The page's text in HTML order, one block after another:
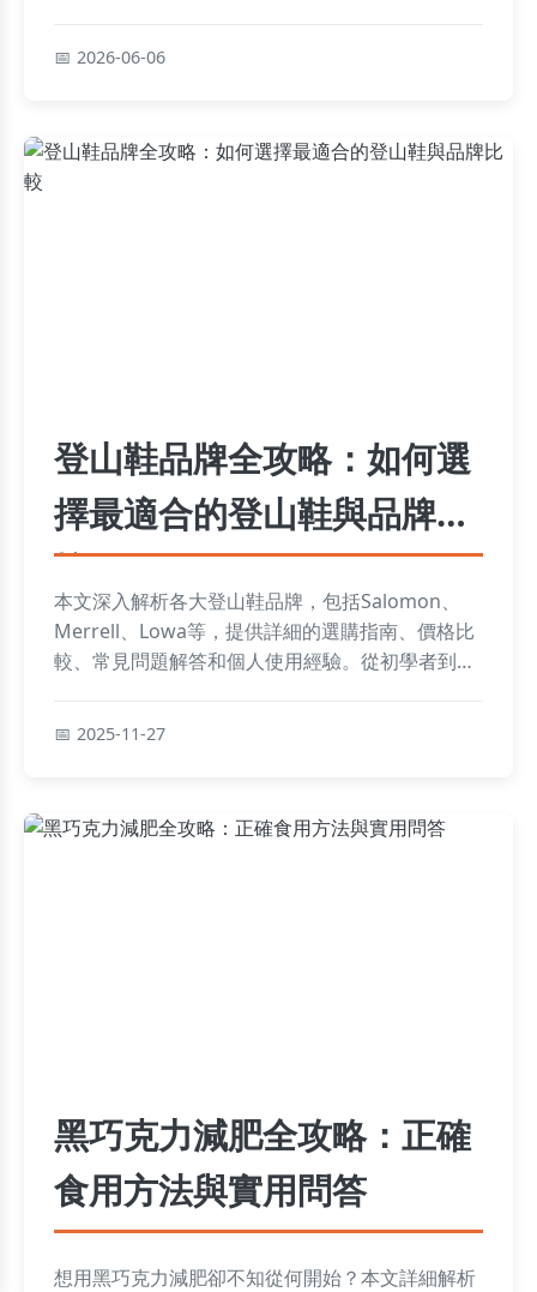
2026-06-06
登山鞋品牌全攻略：如何選
擇最適合的登山鞋與品牌比
較
本文深入解析各大登山鞋品牌，包括Salomon、
Merrell、Lowa等，提供詳細的選購指南、價格比
較、常見問題解答和個人使用經驗。從初學者到專
2025-11-27
黑巧克力減肥全攻略：正確
食用方法與實用問答
想用黑巧克力減肥卻不知從何開始？本文詳細解析